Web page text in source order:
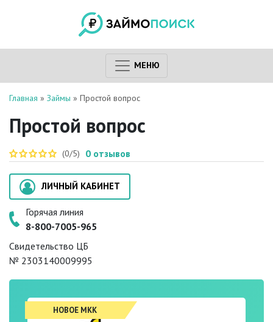
МЕНЮ
Главная » Займы » Простой вопрос
Простой вопрос
(0/5) 0 отзывов
ЛИЧНЫЙ КАБИНЕТ
Горячая линия
8-800-7005-965
Свидетельство ЦБ
№ 2303140009995
НОВОЕ МКК